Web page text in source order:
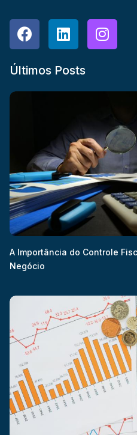
Últimos Posts
A Importância do Controle
Negócio